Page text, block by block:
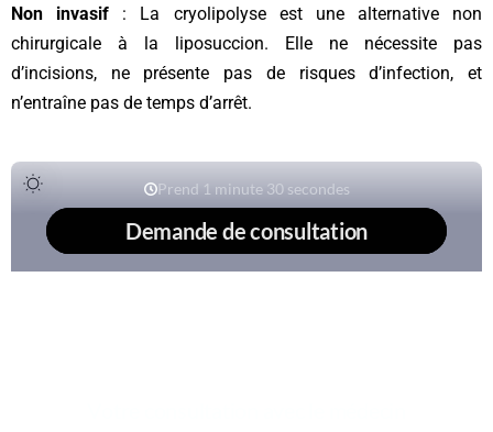
Non invasif : La cryolipolyse est une alternative non
chirurgicale à la liposuccion. Elle ne nécessite pas
d’incisions, ne présente pas de risques d’infection, et
n’entraîne pas de temps d’arrêt.